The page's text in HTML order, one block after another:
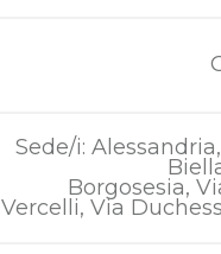
Sede/i:
Borgosesia,
Vercelli, Via